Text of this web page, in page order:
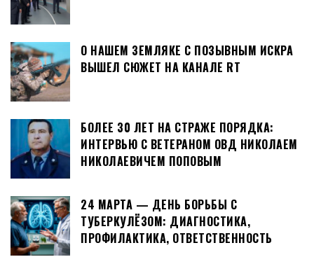
О НАШЕМ ЗЕМЛЯКЕ С ПОЗЫВНЫМ ИСКРА
ВЫШЕЛ СЮЖЕТ НА КАНАЛЕ RT
БОЛЕЕ 30 ЛЕТ НА СТРАЖЕ ПОРЯДКА:
ИНТЕРВЬЮ С ВЕТЕРАНОМ ОВД НИКОЛАЕМ
НИКОЛАЕВИЧЕМ ПОПОВЫМ
24 МАРТА — ДЕНЬ БОРЬБЫ С
ТУБЕРКУЛЁЗОМ: ДИАГНОСТИКА,
ПРОФИЛАКТИКА, ОТВЕТСТВЕННОСТЬ